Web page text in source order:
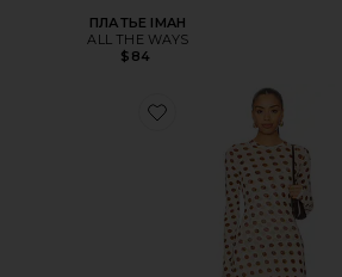
ПЛАТЬЕ IMAH
ALL THE WAYS
$84
Favorite ПЛАТЬЕ PAOLA